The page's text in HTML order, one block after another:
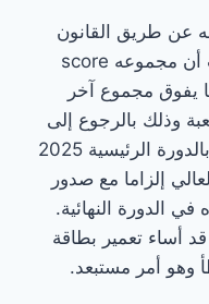
عن طريق القانون
والمحكمة الادارية في صورة ثبت أن مجموعه score
يفوق مجموع آخر
وذلك بالرجوع إلى
مجموع آخر موجه إلى كل شعبة بالدورة الرئيسية 2025
إلزاما مع صدور
الدورة النهائية.
أساء تعمير بطاقة
وهو أمر مستبعد.